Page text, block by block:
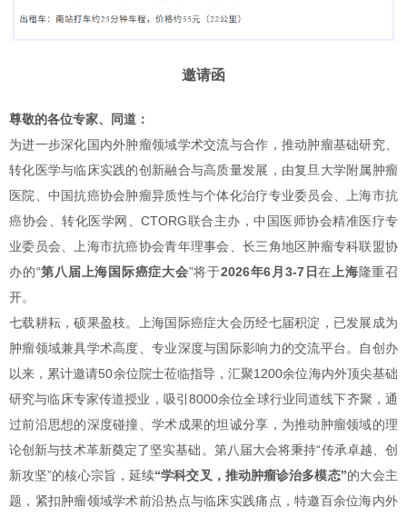
邀请函
尊敬的各位专家、同道：
为进一步深化国内外肿瘤领域学术交流与合作，推动肿瘤基础研究、
转化医学与临床实践的创新融合与高质量发展，由复旦大学附属肿瘤
医院、中国抗癌协会肿瘤异质性与个体化治疗专业委员会、上海市抗
癌协会、转化医学网、CTORG联合主办，中国医师协会精准医疗专
业委员会、上海市抗癌协会青年理事会、长三角地区肿瘤专科联盟协
办的“第八届上海国际癌症大会”将于2026年6月3-7日在 上海隆重召
开。
七载耕耘，硕果盈枝。上海国际癌症大会历经七届积淀，已发展成为
肿瘤领域兼具学术高度、专业深度与国际影响力的交流平台。自创办
以来，累计邀请50余位院士莅临指导，汇聚1200余位海内外顶尖基础
研究与临床专家传道授业，吸引8000余位全球行业同道线下齐聚，通
过前沿思想的深度碰撞、学术成果的坦诚分享，为推动肿瘤领域的理
论创新与技术革新奠定了坚实基础。第八届大会将秉持“传承卓越、创
新攻坚”的核心宗旨，延续“学科交叉，推动肿瘤诊治多模态”的大会主
题，紧扣肿瘤领域学术前沿热点与临床实践痛点，特邀百余位海内外